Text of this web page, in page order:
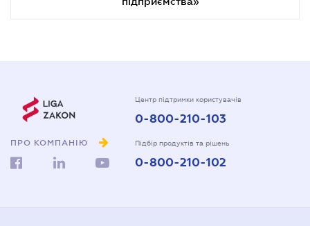
ПРО КОМПАНІЮ
Центр підтримки користувачів
0-800-210-103
Підбір продуктів та рішень
0-800-210-102